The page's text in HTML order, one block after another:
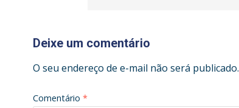
Deixe um comentário
O seu endereço de e-mail não será publicado.
Comentário *